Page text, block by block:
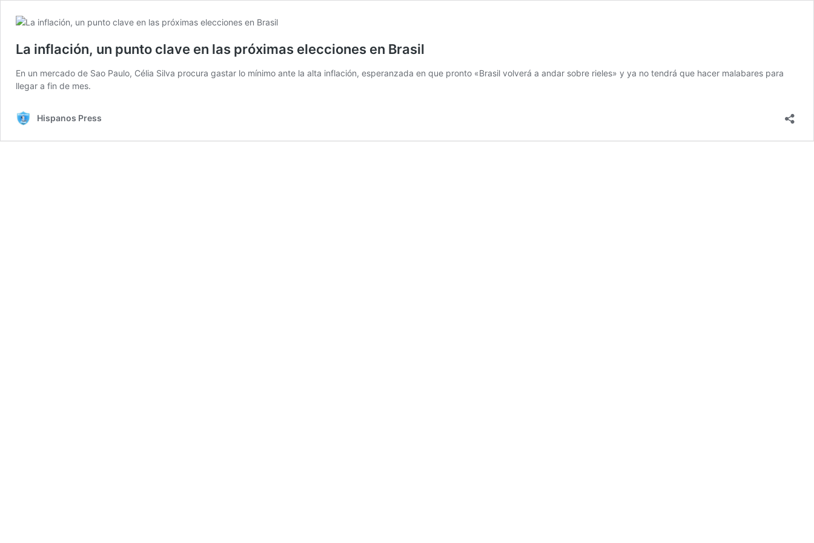
La inflación, un punto clave en las próximas elecciones en Brasil
En un mercado de Sao Paulo, Célia Silva procura gastar lo mínimo ante la alta inflación, esperanzada en que pronto «Brasil volverá a andar sobre rieles» y ya no tendrá que hacer malabares para
llegar a fin de mes.
Hispanos Press